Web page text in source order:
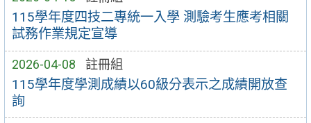
115學年度四技二專統一入學 測驗考生應考相關
試務作業規定宣導
2026-04-08 註冊組
115學年度學測成績以60級分表示之成績開放查
詢